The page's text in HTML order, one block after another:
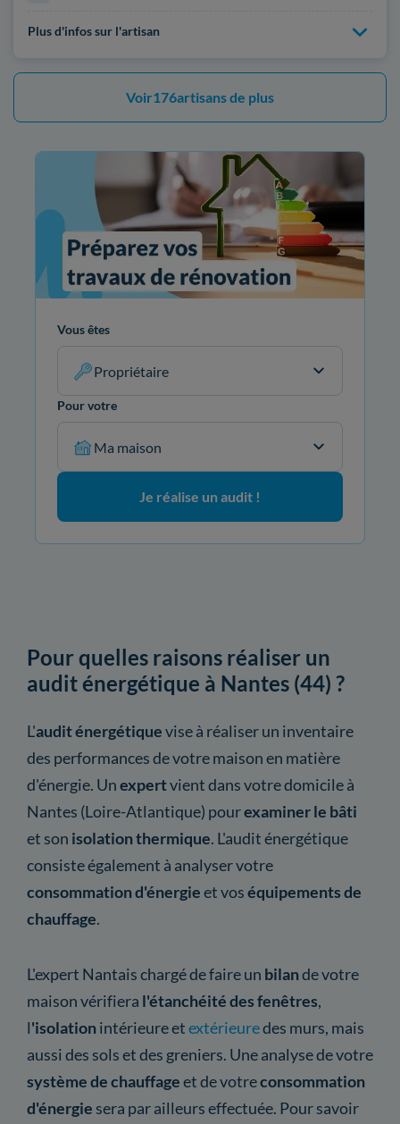
Plus d'infos sur l'artisan
Voir176artisans de plus
Vous êtes
Propriétaire
Pour votre
Ma maison
Je réalise un audit !
Pour quelles raisons réaliser un
audit énergétique à Nantes (44) ?
L'audit énergétiquevise à réaliser un inventaire
des performances de votre maison en matière
d'énergie. Unexpertvient dans votre domicile à
Nantes (Loire-Atlantique) pourexaminer le bâti
et son isolation thermique. L'audit énergétique
consiste également à analyser votre
consommation d'énergieet voséquipements de
chauffage.
L'expert Nantais chargé de faire un bilande votre
maison vérifiera l'étanchéité des fenêtres,
l'isolationintérieure etextérieuredes murs, mais
aussi des sols et des greniers. Une analyse de votre
système de chauffageet de votreconsommation
d'énergie sera par ailleurs effectuée. Pour savoir